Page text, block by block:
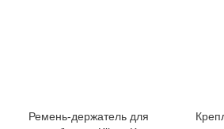
Ремень-держатель для